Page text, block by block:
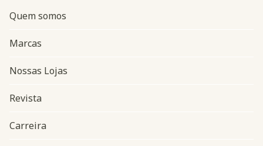
Quem somos
Marcas
Nossas Lojas
Revista
Carreira